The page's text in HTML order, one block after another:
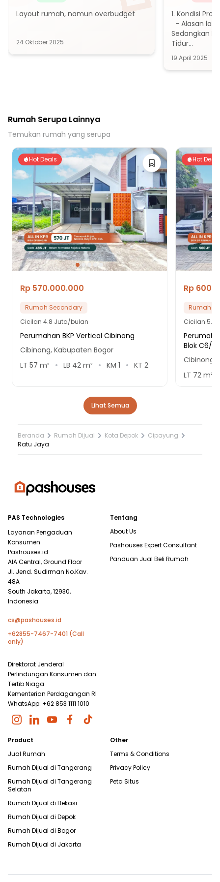
24 menit ke Pintu Tol Cijago
9 menit ke Stasiun Citayam
19 menit ke Stasiun Depok Baru
14 menit ke Term. Depok Baru
17 menit ke Terminal Kampung Sawah
26 menit ke Seberang Terminal Jati Jajar
Layout rumah, namun overbudget
24 Oktober 2025
1. Kondisi
- Alasan
Sedangkan
Tidur
2. Cari 3
renovasi
19 April 2025
Rumah Serupa Lainnya
Temukan rumah yang serupa
Hot Deals
Rp 570.000.000
Rumah Secondary
Cicilan 4.8 Juta/bulan
Perumahan BKP Vertical Cibinong
Cibinong, Kabupaten Bogor
LT 57 m² LB 42 m² KM 1 KT 2
Hot Deals
Rp
Rumah
Cicilan 5.1
Blok C6/35
Cibinong,
LT 72m²
Lihat Semua
Beranda Rumah Dijual Kota Depok
Cipayung
Ratu Jaya
PAS Technologies
Layanan Pengaduan
Konsumen
Pashouses.id
AIA Central, Ground Floor
Jl. Jend. Sudirman No.Kav.
48A
South Jakarta, 12930,
Indonesia
cs@pashouses.id
+62855-7467-7401 (Call
only)
Direktorat Jenderal
Perlindungan Konsumen dan
Tertib Niaga
Kementerian Perdagangan RI
WhatsApp: +62 853 1111 1010
Tentang
About Us
Pashouses Expert Consultant
Panduan Jual Beli Rumah
Product
Jual Rumah
Rumah Dijual di Tangerang
Rumah Dijual di Tangerang
Selatan
Rumah Dijual di Bekasi
Rumah Dijual di Depok
Rumah Dijual di Bogor
Rumah Dijual di Jakarta
Other
Terms & Conditions
Privacy Policy
Peta Situs